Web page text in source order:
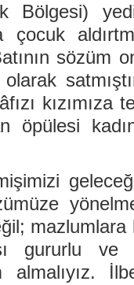
Bölgesi)
çocuk
sözüm
öpülesi
gururlu ve
almalıyız.